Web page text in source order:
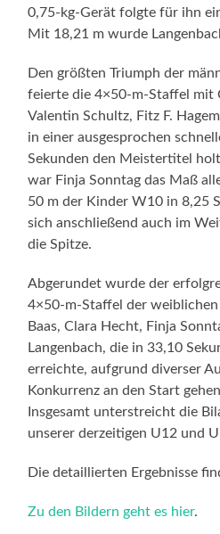
0,75-kg-Gerät folgte für ihn
Mit 18,21 m wurde
Den größten Triumph der
feierte die 4×50-m-Staffel mit
Valentin Schultz, Fitz F.
in einer ausgesprochen
Sekunden den Meistertitel
war Finja Sonntag das Maß
50 m der Kinder W10 in 8,25
sich anschließend auch im
die Spitze.
Abgerundet wurde der
4×50-m-Staffel der
Baas, Clara Hecht, Finja
Langenbach, die in 33,10
erreichte, aufgrund diverser
Konkurrenz an den Start
Insgesamt unterstreicht die
unserer derzeitigen U12 und
Die detaillierten Ergebnisse
Zu den Bildern geht es hier.